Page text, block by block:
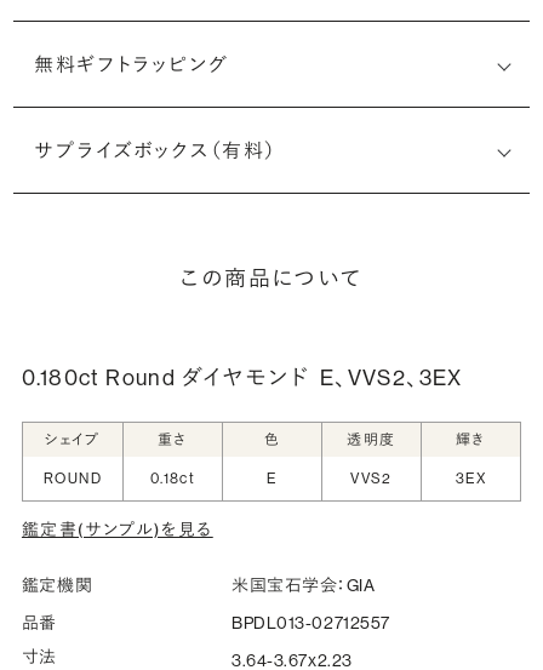
無料ギフトラッピング
サプライズボックス（有料）
この商品について
0.180ct Round ダイヤモンド E、VVS2、3EX
シェイプ 重さ 色 透明度 輝き
ROUND 0.18ct E VVS2 3EX
鑑定書(サンプル)を見る
鑑定機関
米国宝石学会：GIA
品番
BPDL013-02712557
寸法
3.64-3.67x2.23